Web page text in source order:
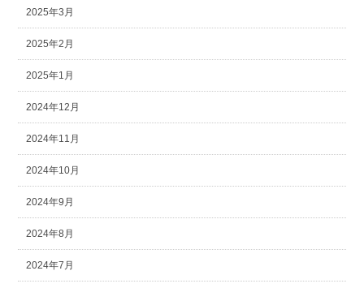
2025年3月
2025年2月
2025年1月
2024年12月
2024年11月
2024年10月
2024年9月
2024年8月
2024年7月